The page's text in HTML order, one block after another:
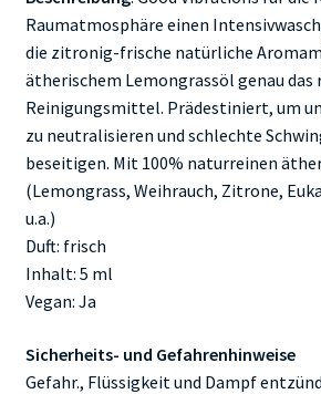
Raumatmosphäre einen
die zitronig-frische natürliche
ätherischem Lemongrassöl genau das
Reinigungsmittel. Prädestiniert, um
zu neutralisieren und schlechte
beseitigen. Mit 100% naturreinen
(Lemongrass, Weihrauch, Zitrone,
u.a.)
Duft: frisch
Inhalt: 5 ml
Vegan: Ja
Sicherheits- und Gefahrenhinweise
Gefahr., Flüssigkeit und Dampf